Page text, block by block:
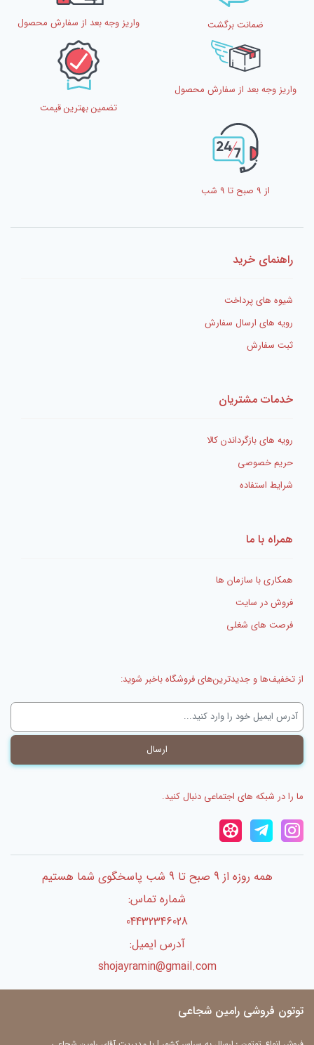
ضمانت برگشت واریز وجه بعد از سفارش محصول
واریز وجه بعد از سفارش محصول
تضمین بهترین قیمت
از 9 صبح تا 9 شب
راهنمای خرید
شیوه های پرداخت
رویه های ارسال سفارش
ثبت سفارش
خدمات مشتریان
رویه های بازگرداندن کالا
حریم خصوصی
شرایط استفاده
همراه با ما
همکاری با سازمان ها
فروش در سایت
فرصت های شغلی
از تخفیف‌ها و جدیدترین‌های فروشگاه باخبر شوید:
ما را در شبکه های اجتماعی دنبال کنید.
همه روزه از 9 صبح تا 9 شب پاسخگوی شما هستیم
شماره تماس:
04432346028
آدرس ایمیل:
shojayramin@gmail.com
توتون فروشی رامین شجاعی